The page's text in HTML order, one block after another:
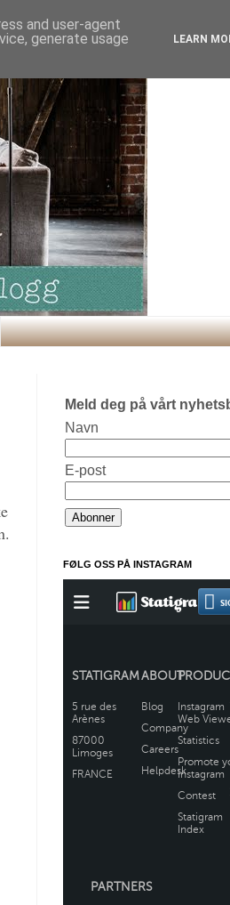
Meld deg på vårt
Navn
E-post
FØLG OSS PÅ INSTAGRAM
and user-agent
generate usage
LEARN